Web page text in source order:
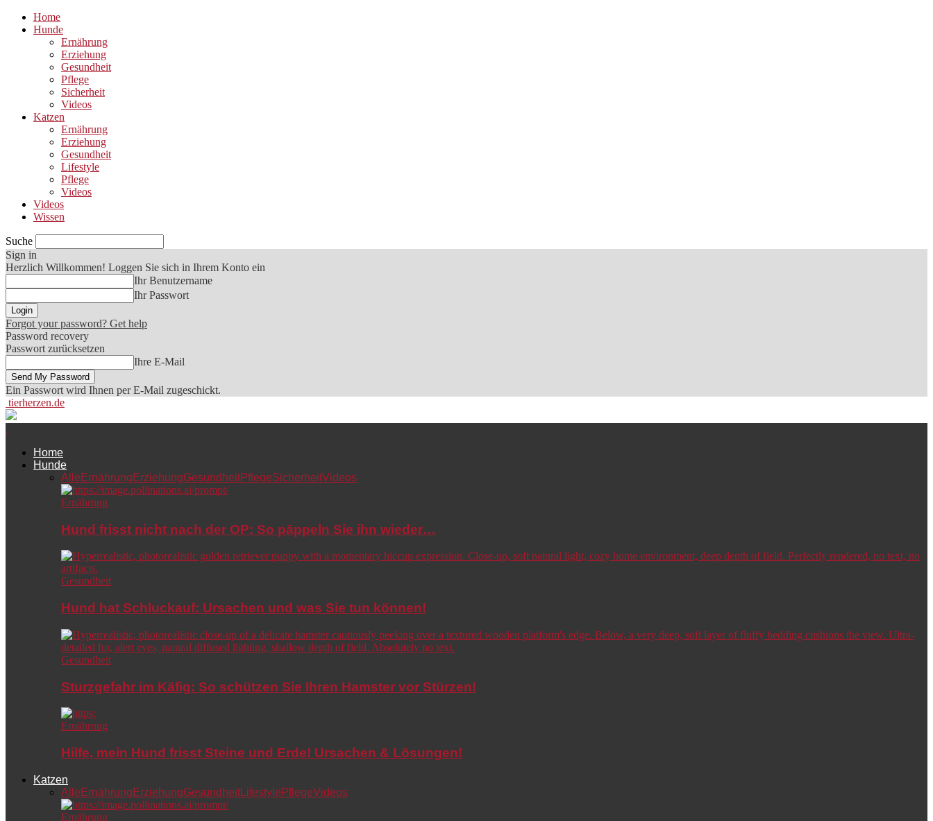
Home
Hunde
Ernährung
Erziehung
Gesundheit
Pflege
Sicherheit
Videos
Katzen
Ernährung
Erziehung
Gesundheit
Lifestyle
Pflege
Videos
Videos
Wissen
Suche
Sign in
Herzlich Willkommen! Loggen Sie sich in Ihrem Konto ein
Ihr Benutzername
Ihr Passwort
Forgot your password? Get help
Password recovery
Passwort zurücksetzen
Ihre E-Mail
Ein Passwort wird Ihnen per E-Mail zugeschickt.
tierherzen.de
Home
Hunde
Alle Ernährung ErziehungGesundheitPflegeSicherheitVideos
Ernährung
Hund frisst nicht nach der OP: So päppeln Sie ihn wieder…
Gesundheit
Hund hat Schluckauf: Ursachen und was Sie tun können!
Gesundheit
Sturzgefahr im Käfig: So schützen Sie Ihren Hamster vor Stürzen!
Ernährung
Hilfe, mein Hund frisst Steine und Erde! Ursachen & Lösungen!
Katzen
Alle Ernährung ErziehungGesundheitLifestyle PflegeVideos
Ernährung